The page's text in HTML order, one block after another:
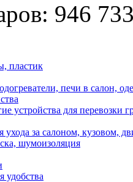
946
пластик
печи в салон,
устройства для перевозки
за салоном, кузовом,
шумоизоляция
удобства